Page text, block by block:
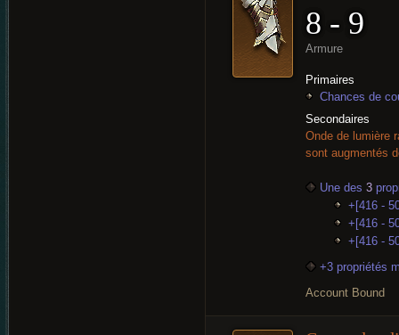
8 - 9
Armure
Primaires
Chances de
Secondaires
Onde de lumière
sont augmentés
Une des 3
+[416 -
+[416 -
+[416 -
+3 propriétés
Account Bound